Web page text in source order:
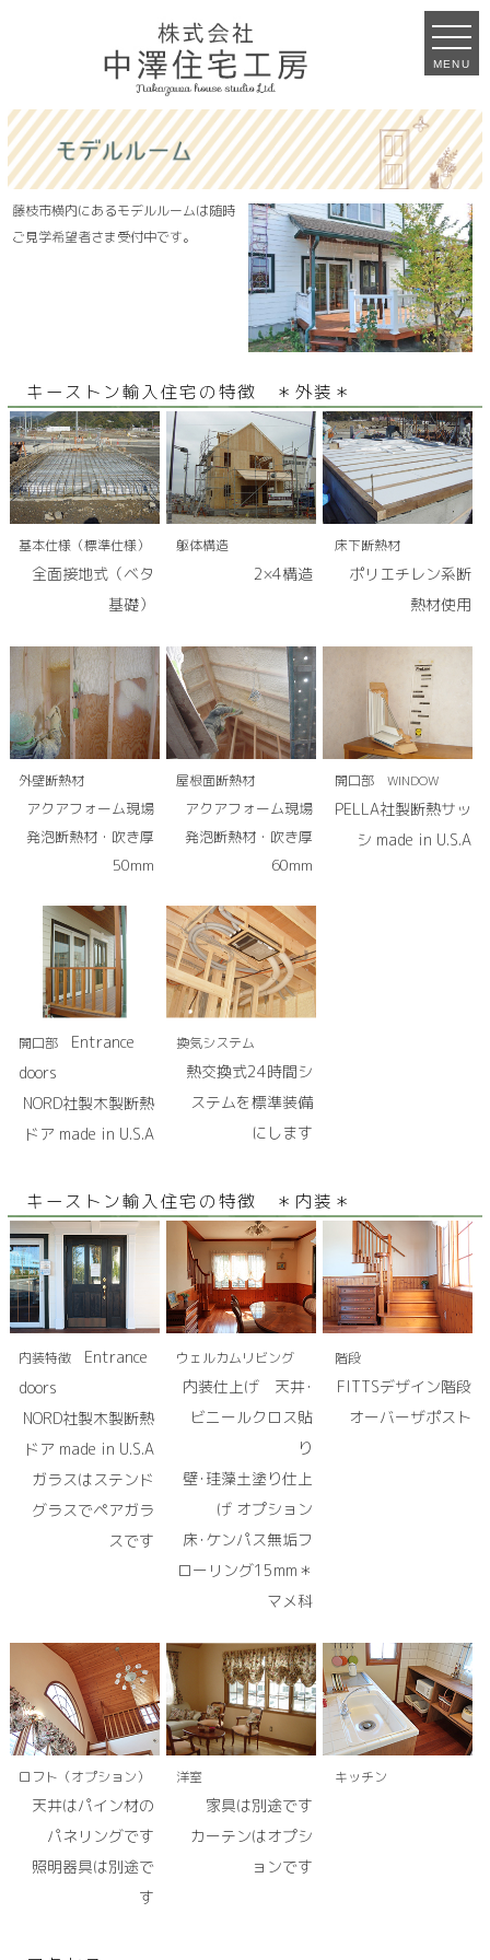
MENU
藤枝市横内にあるモデルルームは随時
ご見学希望者さま受付中です。
キーストン輸入住宅の特徴 ＊外装＊
基本仕様（標準仕様）
全面接地式（ベタ
基礎）
躯体構造
2×4構造
床下断熱材
ポリエチレン系断
熱材使用
外壁断熱材
アクアフォーム現場
発泡断熱材・吹き厚
50mm
屋根面断熱材
アクアフォーム現場
発泡断熱材・吹き厚
60mm
開口部 WINDOW
PELLA社製断熱サッ
シ made in U.S.A
開口部 Entrance
doors
NORD社製木製断熱
ドア made in U.S.A
換気システム
熱交換式24時間シ
ステムを標準装備
にします
キーストン輸入住宅の特徴 ＊内装＊
内装特徴 Entrance
doors
NORD社製木製断熱
ドア made in U.S.A
ガラスはステンド
グラスでペアガラ
スです
ウェルカムリビング
内装仕上げ 天井･
ビニールクロス貼
り
壁･珪藻土塗り仕上
げ オプション
床･ケンパス無垢フ
ローリング15mm＊
マメ科
階段
FITTSデザイン階段
オーバーザポスト
ロフト（オプション）
天井はパイン材の
パネリングです
照明器具は別途で
す
洋室
家具は別途です
カーテンはオプシ
ョンです
キッチン